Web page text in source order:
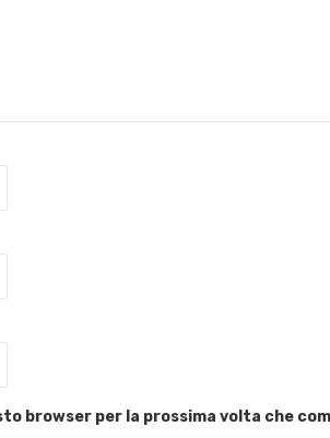
browser per la prossima volta che